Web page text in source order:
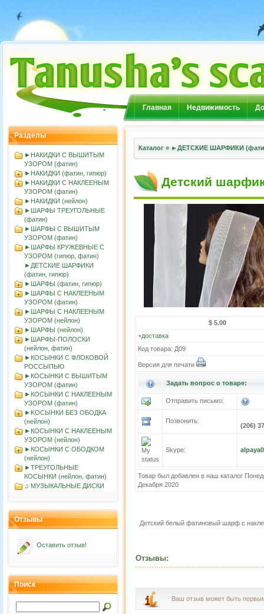
Главная Недвижимость
Разделы
►НАКИДКИ С ВЫШИТЫМ
УЗОРОМ (фатин)
►НАКИДКИ (фатин, гипюр)
►НАКИДКИ С НАКЛЕЕНЫМ
УЗОРОМ (фатин)
►НАКИДКИ (нейлон)
►ШАРФЫ ТРЕУГОЛЬНЫЕ
(фатин)
►ШАРФЫ С ВЫШИТЫМ
УЗОРОМ (фатин)
►ШАРФЫ КРУЖЕВНЫЕ С
УЗОРОМ (гипюр, фатин)
►ДЕТСКИЕ ШАРФИКИ
(фатин, гипюр)
►ШАРФЫ (фатин, гипюр)
►ШАРФЫ С НАКЛЕЕНЫМ
УЗОРОМ (фатин)
►ШАРФЫ С НАКЛЕЕНЫМ
УЗОРОМ (нейлон)
►ШАРФЫ (нейлон)
►ШАРФЫ-ПОЛОСКИ
(нейлон, фатин)
►КОСЫНКИ С ФЛОКОВОЙ
РОССЫПЬЮ
►КОСЫНКИ С ВЫШИТЫМ
УЗОРОМ (фатин)
►КОСЫНКИ С НАКЛЕЕНЫМ
УЗОРОМ (фатин)
►KOСЫНКИ БЕЗ ОБОДКА
(нейлон)
►КОСЫНКИ С НАКЛЕЕНЫМ
УЗОРОМ (нейлон)
►КОСЫНКИ С ОБОДКОМ
(нейлон)
►ТРЕУГОЛЬНЫЕ
КОСЫНКИ (нейлон, фатин)
♫ МУЗЫКАЛЬНЫЕ ДИСКИ
Отзывы
Оставить отзыв!
Поиск
Каталог » ►ДЕТСКИЕ ШАРФИКИ
Детский
$ 5.00
+доставка
Код товара: Д09
Версия для печати
Задать вопрос о товаре:
Отправить письмо:
Позвонить:
(206)
Skype:
Товар был добавлен в наш каталог
Декабря 2020
Детский белый фатиновый шарф с
Отзывы:
Ваш отзыв может быть